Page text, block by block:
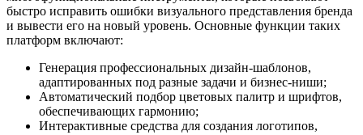
быстро исправить ошибки визуального представления бренда
и вывести его на новый уровень. Основные функции таких
платформ включают:
Генерация профессиональных дизайн-шаблонов,
адаптированных под разные задачи и бизнес-ниши;
Автоматический подбор цветовых палитр и шрифтов,
обеспечивающих гармонию;
Интерактивные средства для создания логотипов,